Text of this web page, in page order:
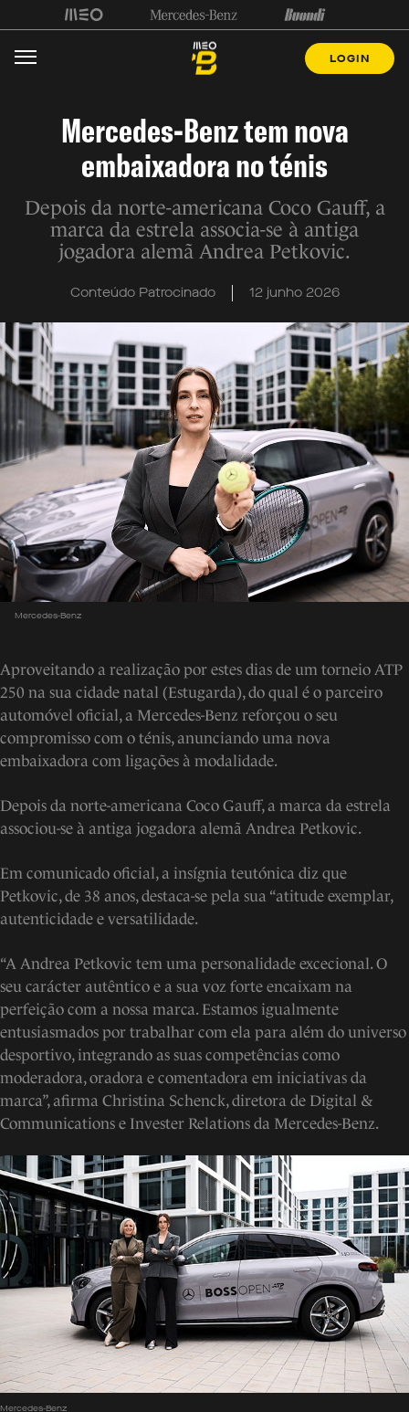
LOGIN
Mercedes-Benz tem nova
embaixadora no ténis
Depois da norte-americana Coco Gauff, a
marca da estrela associa-se à antiga
jogadora alemã Andrea Petkovic.
Conteúdo Patrocinado 12 junho 2026
Mercedes-Benz
Aproveitando a realização por estes dias de um torneio ATP
250 na sua cidade natal (Estugarda), do qual é o parceiro
automóvel oficial, a Mercedes-Benz reforçou o seu
compromisso com o ténis, anunciando uma nova
embaixadora com ligações à modalidade.
Depois da norte-americana Coco Gauff, a marca da estrela
associou-se à antiga jogadora alemã Andrea Petkovic.
Em comunicado oficial, a insígnia teutónica diz que
Petkovic, de 38 anos, destaca-se pela sua “atitude exemplar,
autenticidade e versatilidade.
“A Andrea Petkovic tem uma personalidade excecional. O
seu carácter autêntico e a sua voz forte encaixam na
perfeição com a nossa marca. Estamos igualmente
entusiasmados por trabalhar com ela para além do universo
desportivo, integrando as suas competências como
moderadora, oradora e comentadora em iniciativas da
marca”, afirma Christina Schenck, diretora de Digital &
Communications e Invester Relations da Mercedes-Benz.
Mercedes-Benz